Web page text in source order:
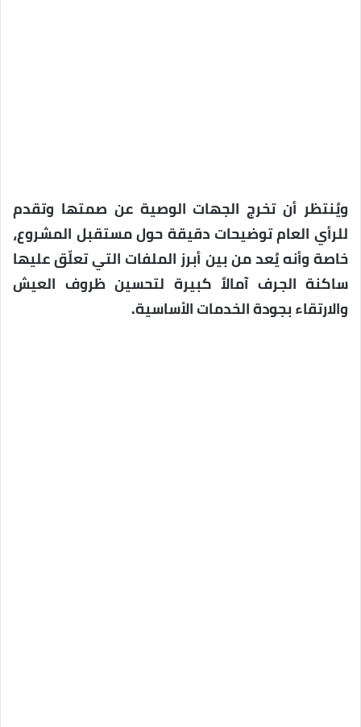
ويُنتظر أن تخرج الجهات الوصية عن صمتها وتقدم
للرأي العام توضيحات دقيقة حول مستقبل المشروع،
خاصة وأنه يُعد من بين أبرز الملفات التي تعلّق عليها
ساكنة الجرف آمالاً كبيرة لتحسين ظروف العيش
والارتقاء بجودة الخدمات الأساسية.